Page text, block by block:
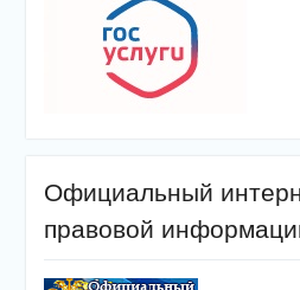
Официальный
правовой